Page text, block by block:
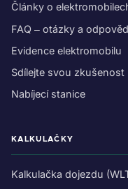
Články o
FAQ – otázky a
Evidence elektromobilu
Sdílejte svou zkušenost
Nabíjecí stanice
KALKULAČKY
Kalkulačka dojezdu